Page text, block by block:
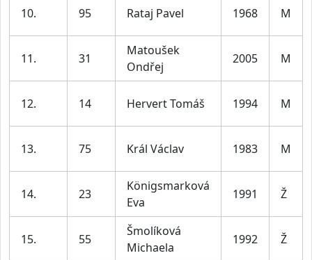
10. 95 Rataj Pavel 1968 M
11. 31
Matoušek
Ondřej
2005 M
12. 14 Hervert Tomáš 1994 M
13. 75 Král Václav 1983 M
14. 23
Königsmarková
Eva
1991 Ž
15. 55
Šmolíková
Michaela
1992 Ž